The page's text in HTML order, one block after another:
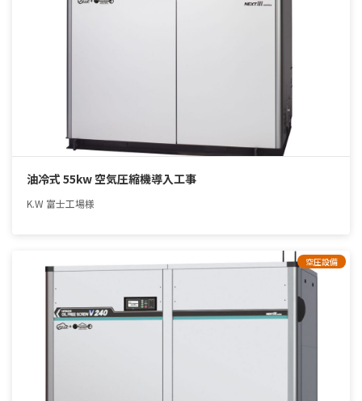
油冷式 55kw 空気圧縮機導入工事
K.W 富士工場様
空圧設備